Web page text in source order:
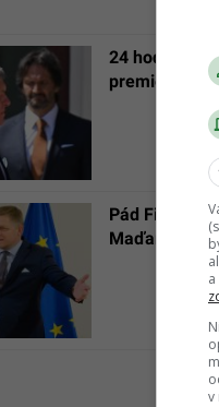
24 hodín
premiérovi
Pád Ficovho
Maďarskom.
v